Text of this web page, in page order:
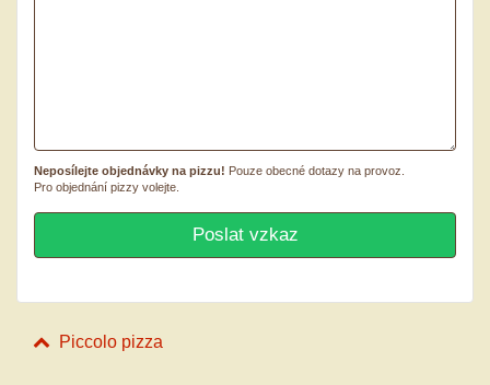
Neposílejte objednávky na pizzu! Pouze obecné dotazy na provoz.
Pro objednání pizzy volejte.
Piccolo pizza